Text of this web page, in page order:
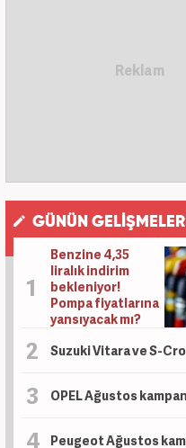
GÜNÜN GELİŞMELERİ
Benzine 4,35
liralık indirim
bekleniyor!
Pompa fiyatlarına
yansıyacak mı?